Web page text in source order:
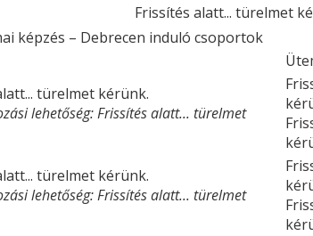
Frissítés alatt... türelmet
képzés – Debrecen induló csoportok
türelmet kérünk.
lehetőség: Frissítés alatt... türelmet
türelmet kérünk.
lehetőség: Frissítés alatt... türelmet